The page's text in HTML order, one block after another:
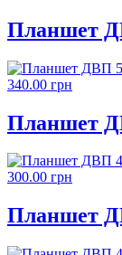
Планшет
340.00 грн
Планшет
300.00 грн
Планшет